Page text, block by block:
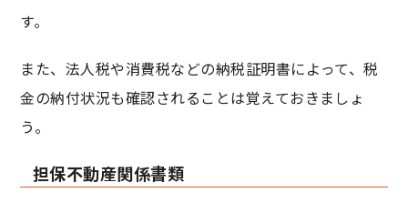
す。
また、法人税や消費税などの納税証明書によって、税
金の納付状況も確認されることは覚えておきましょ
う。
担保不動産関係書類